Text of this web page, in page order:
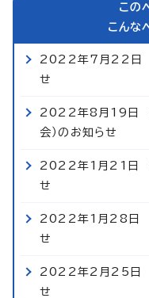
この
こんな
2022年7月22日 教
せ
2022年8月19日
会）のお知らせ
2022年1月21日 教
せ
2022年1月28日 教
せ
2022年2月25日 教
せ